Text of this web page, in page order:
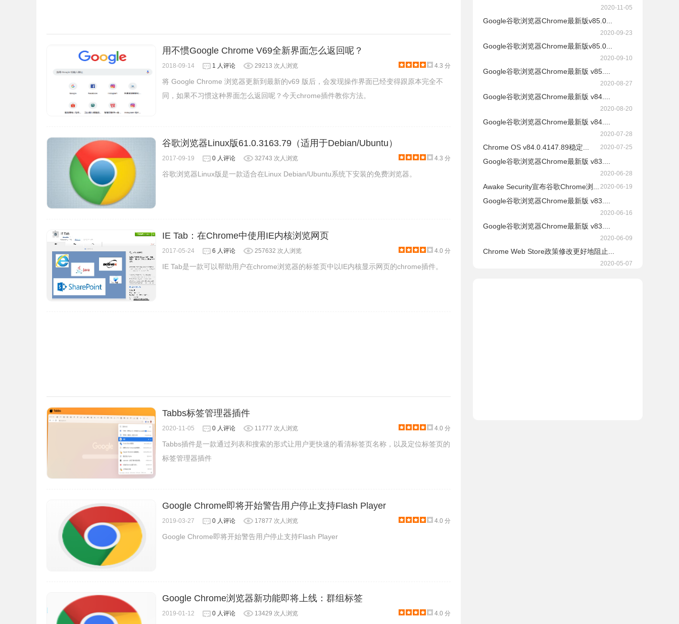
用不惯Google Chrome V69全新界面怎么返回呢？
2018-09-14 1 人评论 29213 次人浏览 4.3 分
将 Google Chrome 浏览器更新到最新的v69 版后，会发现操作界面已经变得跟原本完全不
同，如果不习惯这种界面怎么返回呢？今天chrome插件教你方法。
谷歌浏览器Linux版61.0.3163.79（适用于Debian/Ubuntu）
2017-09-19 0 人评论 32743 次人浏览 4.3 分
谷歌浏览器Linux版是一款适合在Linux Debian/Ubuntu系统下安装的免费浏览器。
IE Tab：在Chrome中使用IE内核浏览网页
2017-05-24 6 人评论 257632 次人浏览 4.0 分
IE Tab是一款可以帮助用户在chrome浏览器的标签页中以IE内核显示网页的chrome插件。
Tabbs标签管理器插件
2020-11-05 0 人评论 11777 次人浏览 4.0 分
Tabbs插件是一款通过列表和搜索的形式让用户更快速的看清标签页名称，以及定位标签页的
标签管理器插件
Google Chrome即将开始警告用户停止支持Flash Player
2019-03-27 0 人评论 17877 次人浏览 4.0 分
Google Chrome即将开始警告用户停止支持Flash Player
Google Chrome浏览器新功能即将上线：群组标签
2019-01-12 0 人评论 13429 次人浏览 4.0 分
2020-11-05
Google谷歌浏览器Chrome最新版v85.0...
2020-09-23
Google谷歌浏览器Chrome最新版v85.0...
2020-09-10
Google谷歌浏览器Chrome最新版 v85....
2020-08-27
Google谷歌浏览器Chrome最新版 v84....
2020-08-20
Google谷歌浏览器Chrome最新版 v84....
2020-07-28
Chrome OS v84.0.4147.89稳定... 2020-07-25
Google谷歌浏览器Chrome最新版 v83....
2020-06-28
Awake Security宣布谷歌Chrome浏... 2020-06-19
Google谷歌浏览器Chrome最新版 v83....
2020-06-16
Google谷歌浏览器Chrome最新版 v83....
2020-06-09
Chrome Web Store政策修改更好地阻止...
2020-05-07